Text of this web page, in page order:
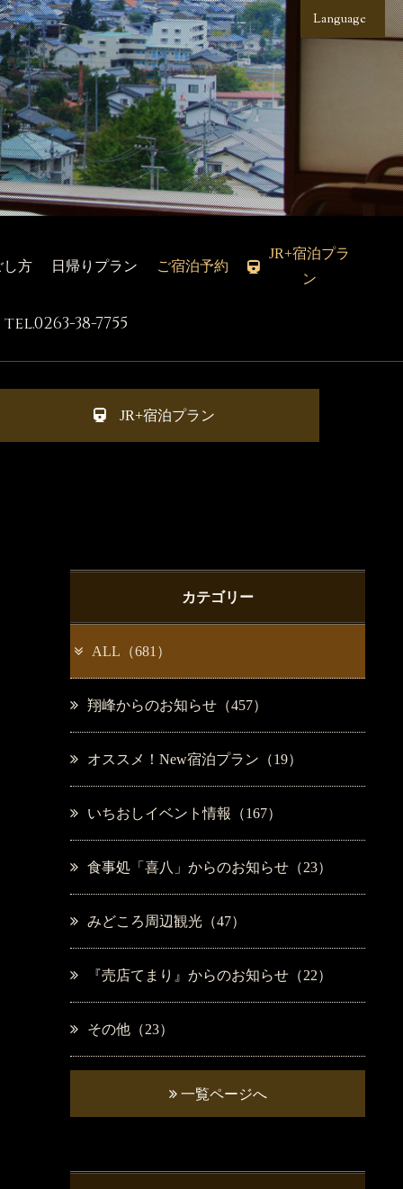
Language
し方 日帰りプラン ご宿泊予約
JR+宿泊プラ
ン
tel.0263-38-7755
JR+宿泊プラン
カテゴリー
ALL（681）
翔峰からのお知らせ（457）
オススメ！New宿泊プラン（19）
いちおしイベント情報（167）
食事処「喜八」からのお知らせ（23）
みどころ周辺観光（47）
『売店てまり』からのお知らせ（22）
その他（23）
一覧ページへ